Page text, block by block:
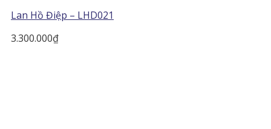
Lan Hồ Điệp – LHD021
3.300.000₫